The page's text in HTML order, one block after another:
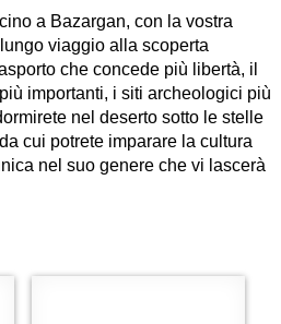
a Bazargan, con la vostra
viaggio alla scoperta
che concede più libertà, il
importanti, i siti archeologici più
nel deserto sotto le stelle
cui potrete imparare la cultura
nel suo genere che vi lascerà